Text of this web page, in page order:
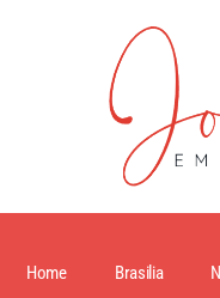
Home Brasilia